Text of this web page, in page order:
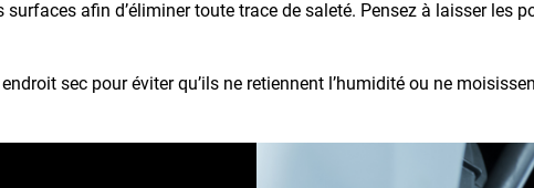
afin d’éliminer toute trace de saleté. Pensez à laisser les
sec pour éviter qu’ils ne retiennent l’humidité ou ne